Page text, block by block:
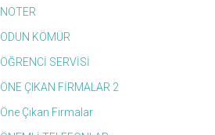
NOTER
ODUN KÖMÜR
ÖĞRENCİ SERVİSİ
ÖNE ÇIKAN FİRMALAR 2
Öne Çıkan Firmalar